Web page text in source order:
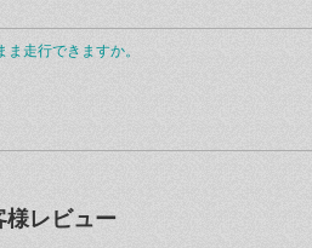
ま走行できますか。
様レビュー